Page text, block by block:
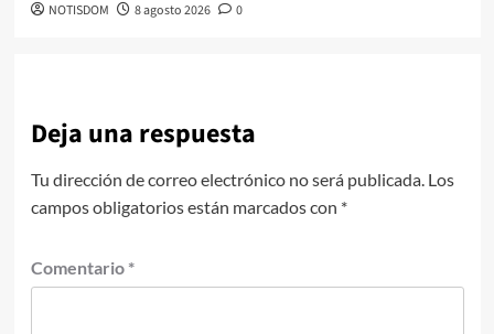
NOTISDOM 8 agosto 2026 0
Deja una respuesta
Tu dirección de correo electrónico no será publicada. Los
campos obligatorios están marcados con *
Comentario *